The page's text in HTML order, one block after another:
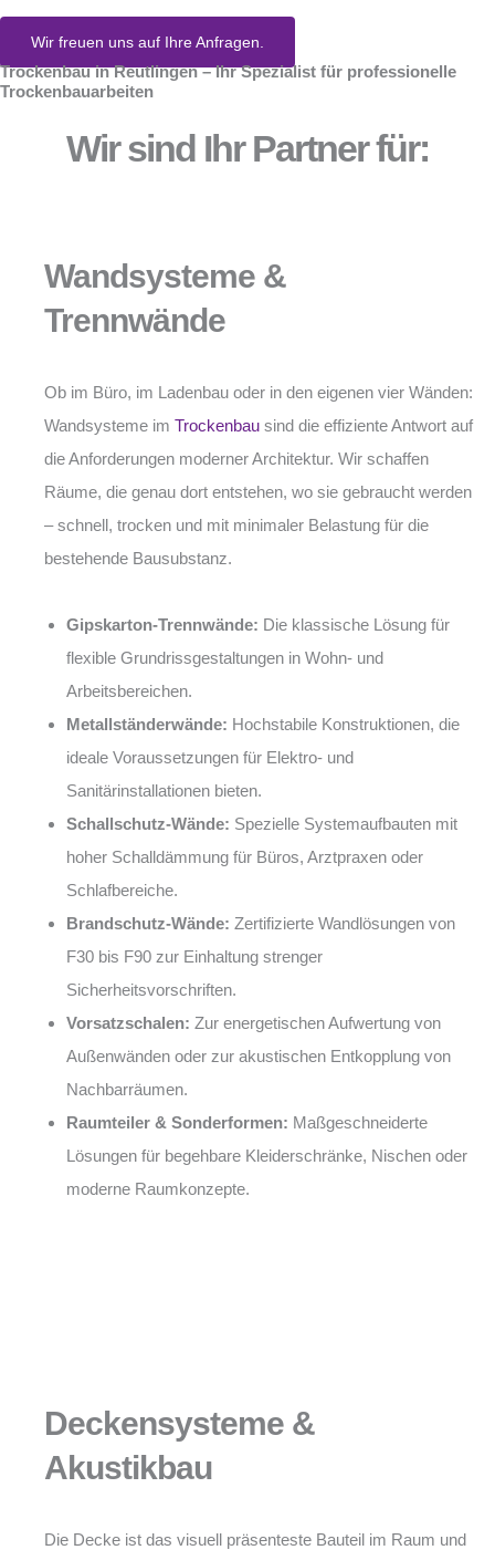
Wir freuen uns auf Ihre Anfragen.
Trockenbau in Reutlingen – Ihr Spezialist für professionelle
Trockenbauarbeiten
Wir sind Ihr Partner für:
Wandsysteme &
Trennwände
Ob im Büro, im Ladenbau oder in den eigenen vier Wänden:
Wandsysteme im Trockenbau sind die effiziente Antwort auf
die Anforderungen moderner Architektur. Wir schaffen
Räume, die genau dort entstehen, wo sie gebraucht werden
– schnell, trocken und mit minimaler Belastung für die
bestehende Bausubstanz.
Gipskarton-Trennwände: Die klassische Lösung für
flexible Grundrissgestaltungen in Wohn- und
Arbeitsbereichen.
Metallständerwände: Hochstabile Konstruktionen, die
ideale Voraussetzungen für Elektro- und
Sanitärinstallationen bieten.
Schallschutz-Wände: Spezielle Systemaufbauten mit
hoher Schalldämmung für Büros, Arztpraxen oder
Schlafbereiche.
Brandschutz-Wände: Zertifizierte Wandlösungen von
F30 bis F90 zur Einhaltung strenger
Sicherheitsvorschriften.
Vorsatzschalen: Zur energetischen Aufwertung von
Außenwänden oder zur akustischen Entkopplung von
Nachbarräumen.
Raumteiler & Sonderformen: Maßgeschneiderte
Lösungen für begehbare Kleiderschränke, Nischen oder
moderne Raumkonzepte.
Deckensysteme &
Akustikbau
Die Decke ist das visuell präsenteste Bauteil im Raum und